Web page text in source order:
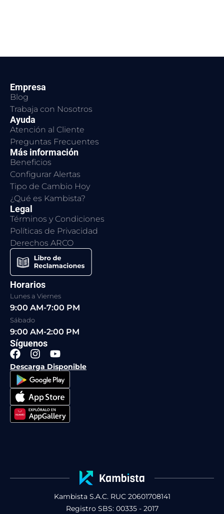
Empresa
Blog
Trabaja con Nosotros
Ayuda
Atención al Cliente
Preguntas Frecuentes
Más información
Beneficios
Configurar Alertas
Tipo de Cambio Hoy
¿Qué es Kambista?
Legal
Términos y Condiciones
Políticas de Privacidad
Derechos ARCO
Horarios
Lunes a Viernes
9:00 AM-7:00 PM
Sábado
9:00 AM-2:00 PM
Síguenos
F
a
c
e
b
o
o
k
I
n
s
t
a
g
r
a
Y
o
u
t
u
b
e
Descarga Disponible
Kambista S.A.C. RUC 20601708141
Registro SBS: 00335 - 2017